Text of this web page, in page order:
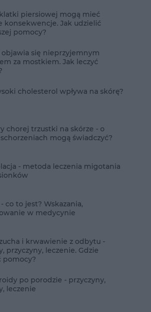
piersiowej mogą mieć
konsekwencje. Jak udzielić
pomocy?
objawia się nieprzyjemnym
za mostkiem. Jak leczyć
cholesterol wpływa na skórę?
chorej trzustki na skórze - o
mogą świadczyć?
- metoda leczenia migotania
- co to jest? Wskazania,
w medycynie
i krwawienie z odbytu -
przyczyny, leczenie. Gdzie
pomocy?
po porodzie - przyczyny,
leczenie